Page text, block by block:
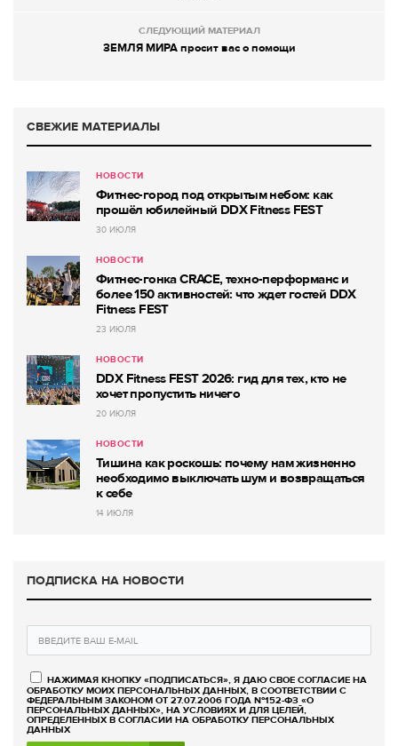
СЛЕДУЮЩИЙ МАТЕРИАЛ
ЗЕМЛЯ МИРА просит вас о помощи
СВЕЖИЕ МАТЕРИАЛЫ
НОВОСТИ
Фитнес-город под открытым небом: как
прошёл юбилейный DDX Fitness FEST
30 ИЮЛЯ
НОВОСТИ
Фитнес-гонка CRACE, техно-перформанс и
более 150 активностей: что ждет гостей DDX
Fitness FEST
23 ИЮЛЯ
НОВОСТИ
DDX Fitness FEST 2026: гид для тех, кто не
хочет пропустить ничего
20 ИЮЛЯ
НОВОСТИ
Тишина как роскошь: почему нам жизненно
необходимо выключать шум и возвращаться
к себе
14 ИЮЛЯ
ПОДПИСКА НА НОВОСТИ
НАЖИМАЯ КНОПКУ «ПОДПИСАТЬСЯ», Я ДАЮ СВОЕ СОГЛАСИЕ НА
ОБРАБОТКУ МОИХ ПЕРСОНАЛЬНЫХ ДАННЫХ, В СООТВЕТСТВИИ С
ФЕДЕРАЛЬНЫМ ЗАКОНОМ ОТ 27.07.2006 ГОДА №152-ФЗ «О
ПЕРСОНАЛЬНЫХ ДАННЫХ», НА УСЛОВИЯХ И ДЛЯ ЦЕЛЕЙ,
ОПРЕДЕЛЕННЫХ В СОГЛАСИИ НА ОБРАБОТКУ ПЕРСОНАЛЬНЫХ
ДАННЫХ